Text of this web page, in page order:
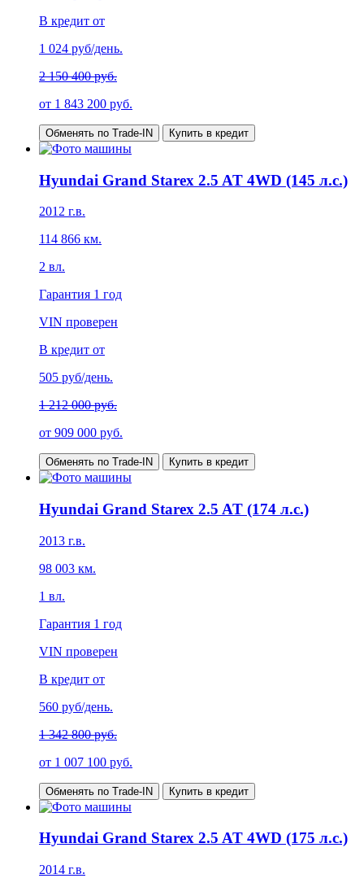
В кредит от
1 024 руб/день.
2 150 400 руб.
от 1 843 200 руб.
Обменять по Trade-IN Купить в кредит
Hyundai Grand Starex 2.5 AT 4WD (145 л.с.)
2012 г.в.
114 866 км.
2 вл.
Гарантия 1 год
VIN проверен
В кредит от
505 руб/день.
1 212 000 руб.
от 909 000 руб.
Обменять по Trade-IN Купить в кредит
Hyundai Grand Starex 2.5 AT (174 л.с.)
2013 г.в.
98 003 км.
1 вл.
Гарантия 1 год
VIN проверен
В кредит от
560 руб/день.
1 342 800 руб.
от 1 007 100 руб.
Обменять по Trade-IN Купить в кредит
Hyundai Grand Starex 2.5 AT 4WD (175 л.с.)
2014 г.в.